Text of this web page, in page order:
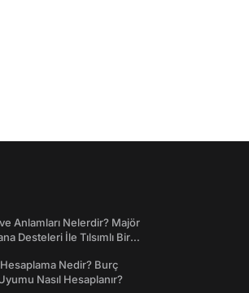
Anlamları Nelerdir? Majör
Desteleri İle Tılsımlı Bir
Nedir? Burç
Nasıl Hesaplanır?